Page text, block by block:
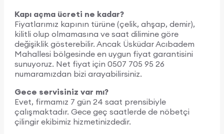
Kapı açma ücreti ne kadar?
Fiyatlarımız kapının türüne (çelik, ahşap, demir),
kilitli olup olmamasına ve saat dilimine göre
değişiklik gösterebilir. Ancak Üsküdar Acıbadem
Mahallesi bölgesinde en uygun fiyat garantisini
sunuyoruz. Net fiyat için 0507 705 95 26
numaramızdan bizi arayabilirsiniz.
Gece servisiniz var mı?
Evet, firmamız 7 gün 24 saat prensibiyle
çalışmaktadır. Gece geç saatlerde de nöbetçi
çilingir ekibimiz hizmetinizdedir.